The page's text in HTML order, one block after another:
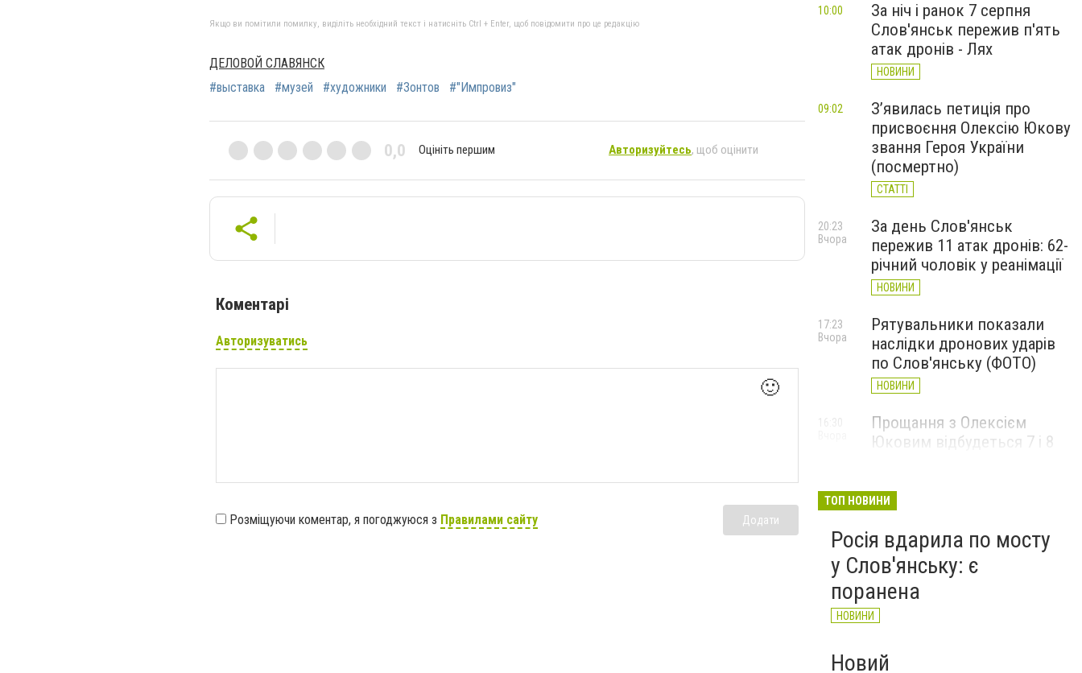
Якщо ви помітили помилку, виділіть необхідний текст і натисніть Ctrl + Enter, щоб повідомити про це редакцію
ДЕЛОВОЙ СЛАВЯНСК
#выставка
#музей #художники #Зонтов #"Импровиз"
0,0 Оцініть першим Авторизуйтесь, щоб оцінити
Коментарі
Авторизуватись
🙂
Розміщуючи коментар, я погоджуюся з Правилами сайту Додати
За ніч і ранок 7 серпня
Слов'янськ пережив п'ять
атак дронів - Лях
НОВИНИ
10:00
З’явилась петиція про
присвоєння Олексію Юкову
звання Героя України
(посмертно)
СТАТТІ
09:02
За день Слов'янськ
пережив 11 атак дронів: 62-
річний чоловік у реанімації
НОВИНИ
20:23
Вчора
Рятувальники показали
наслідки дронових ударів
по Слов'янську (ФОТО)
НОВИНИ
17:23
Вчора
Прощання з Олексієм
Юковим відбудеться 7 і 8
ТОП НОВИНИ
Росія вдарила по мосту
у Слов'янську: є
поранена
НОВИНИ
Новий